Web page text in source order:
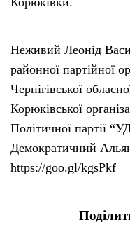
Неживий Леонід
районної партійної
Чернігівської
Корюківської
Політичної партії
Демократичний
https://goo.gl/kgsPkf